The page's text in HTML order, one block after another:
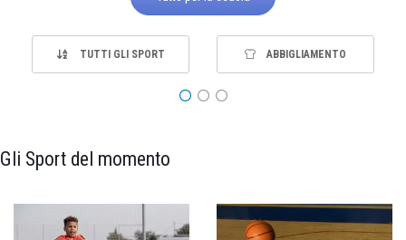
TUTTI GLI SPORT ABBIGLIAMENTO
Gli Sport del momento